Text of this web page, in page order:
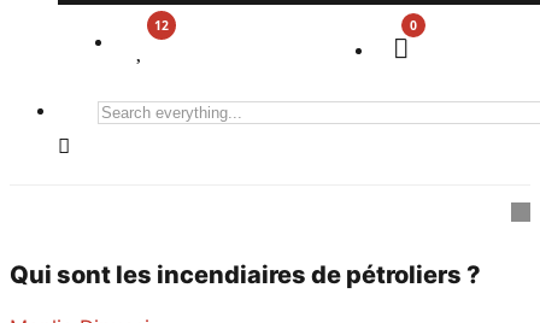
0
Search
Qui sont les incendiaires de pétroliers ?